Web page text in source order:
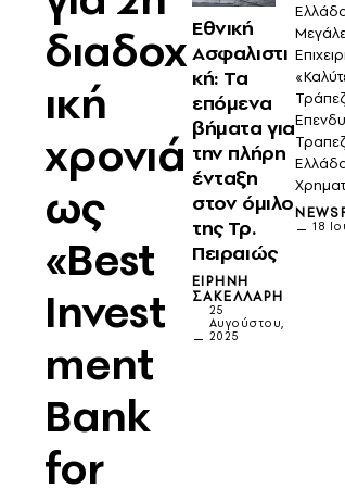
διαδοχ
ική
χρονιά
ως
«Best
Invest
ment
Bank
for
Εθνική
Ασφαλιστι
κή: Τα
επόμενα
βήματα για
την πλήρη
ένταξη
στον όμιλο
της Τρ.
Πειραιώς
ΕΙΡΉΝΗ
ΣΑΚΕΛΛΆΡΗ
25
Αυγούστου,
2025
18